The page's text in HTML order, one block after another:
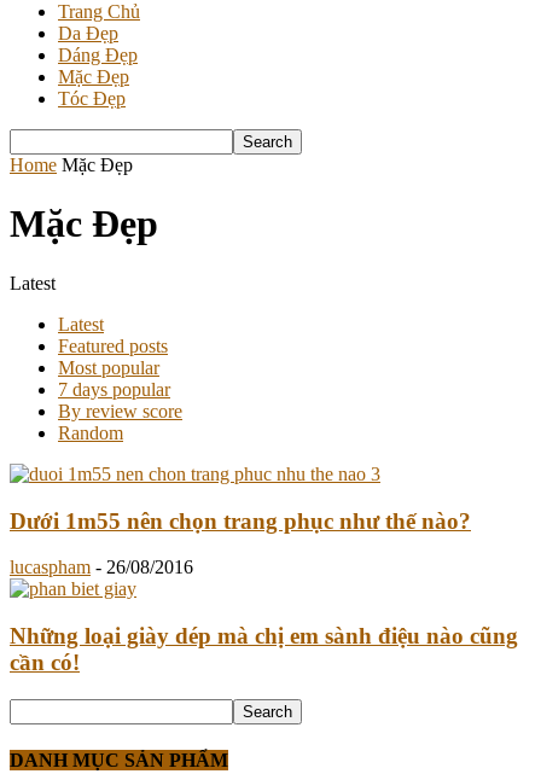
Trang Chủ
Da Đẹp
Dáng Đẹp
Mặc Đẹp
Tóc Đẹp
Home Mặc Đẹp
Mặc Đẹp
Latest
Latest
Featured posts
Most popular
7 days popular
By review score
Random
Dưới 1m55 nên chọn trang phục như thế nào?
lucaspham - 26/08/2016
Những loại giày dép mà chị em sành điệu nào cũng
cần có!
DANH MỤC SẢN PHẨM